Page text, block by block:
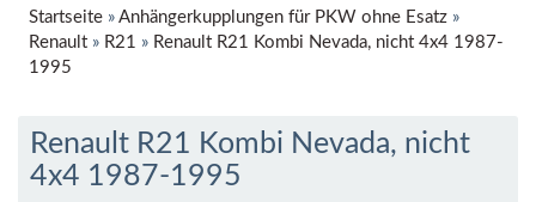
Startseite » Anhängerkupplungen für PKW ohne Esatz »
Renault » R21 » Renault R21 Kombi Nevada, nicht 4x4 1987-
1995
Renault R21 Kombi Nevada, nicht
4x4 1987-1995